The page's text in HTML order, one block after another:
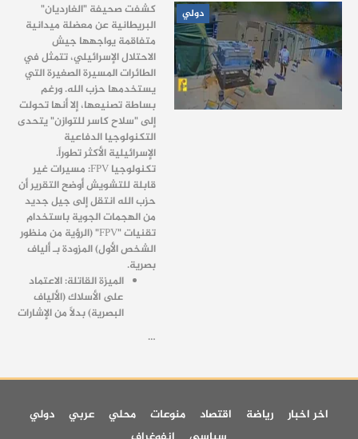
دولي
كشفت صحيفة "الغارديان"
البريطانية عن معضلة ميدانية
متفاقمة يواجهها جيش
الاحتلال الإسرائيلي، تتمثل في
الطائرات المسيرة الصغيرة التي
يستخدمها حزب الله. ورغم
بساطة تصنيعها، إلا أنها تحولت
إلى "سلاح كاسر للتوازن" يتحدى
التكنولوجيا الدفاعية
الإسرائيلية الأكثر تطوراً.
تكنولوجيا FPV: مسيرات غير
قابلة للتشويش أوضح التقرير أن
حزب الله انتقل إلى جيل جديد
من الهجمات الجوية باستخدام
تقنيات "FPV" (الرؤية من منظور
الشخص الأول) المزودة بـ ألياف
بصرية.
الميزة القاتلة: الاعتماد
على الأسلاك (الألياف
البصرية) بدلاً من الإشارات
…
اخر اخبار رياضة اقتصاد منوعات محلي عربي
دولي